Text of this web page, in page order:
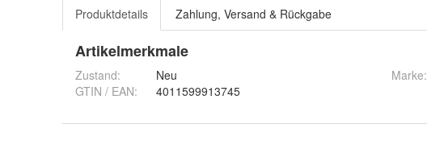
Produktdetails Zahlung, Versand & Rückgabe
Artikelmerkmale
Zustand:
Neu
GTIN / EAN:
4011599913745
Marke: